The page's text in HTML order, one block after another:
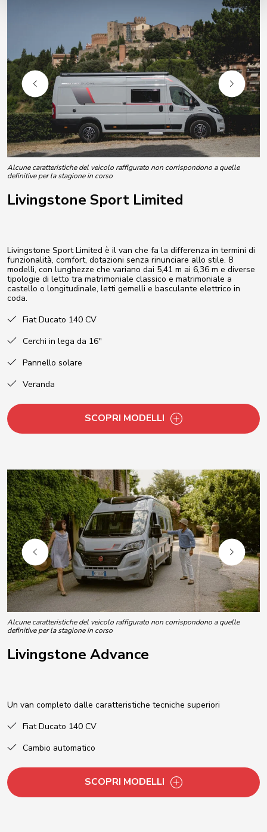
Alcune caratteristiche del veicolo raffigurato non corrispondono a quelle
definitive per la stagione in corso
Livingstone Sport Limited
Livingstone Sport Limited è il van che fa la differenza in termini di
funzionalità, comfort, dotazioni senza rinunciare allo stile. 8
modelli, con lunghezze che variano dai 5,41 m ai 6,36 m e diverse
tipologie di letto tra matrimoniale classico e matrimoniale a
castello o longitudinale, letti gemelli e basculante elettrico in
coda.
Fiat Ducato 140 CV
Cerchi in lega da 16''
Pannello solare
Veranda
SCOPRI MODELLI
Alcune caratteristiche del veicolo raffigurato non corrispondono a quelle
definitive per la stagione in corso
Livingstone Advance
Un van completo dalle caratteristiche tecniche superiori
Fiat Ducato 140 CV
Cambio automatico
SCOPRI MODELLI